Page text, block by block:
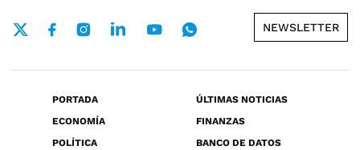
NEWSLETTER
PORTADA
ÚLTIMAS NOTICIAS
ECONOMÍA
FINANZAS
POLÍTICA
BANCO DE DATOS